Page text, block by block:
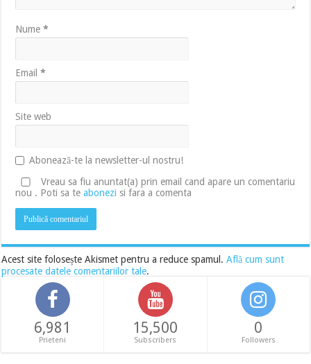
Nume*
Email*
Site web
Abonează-te la newsletter-ul nostru!
Vreau sa fiu anuntat(a) prin email cand apare un comentariu
nou . Poti sa teabonezi si fara a comenta
Acest site folosește Akismet pentru a reduce spamul.Află cum sunt
procesate datele comentariilor tale.
6,981
Prieteni
15,500
Subscribers
0
Followers